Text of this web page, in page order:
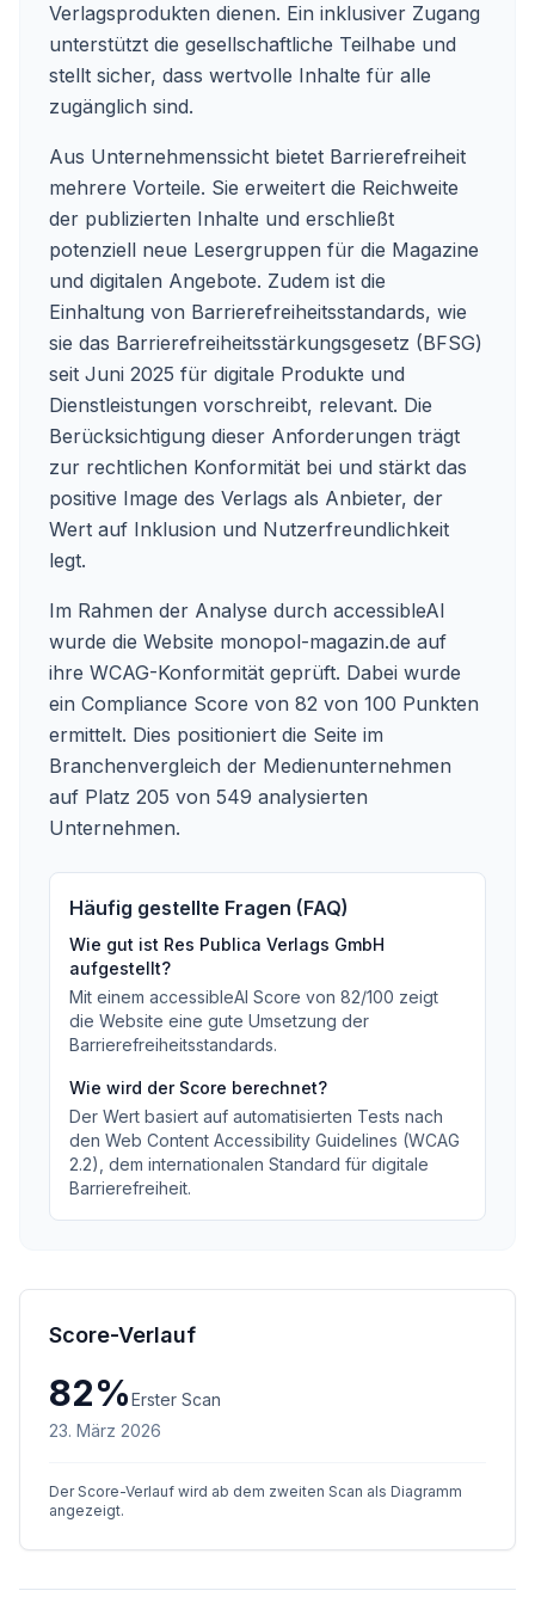
Verlagsprodukten dienen. Ein inklusiver Zugang
unterstützt die gesellschaftliche Teilhabe und
stellt sicher, dass wertvolle Inhalte für alle
zugänglich sind.
Aus Unternehmenssicht bietet Barrierefreiheit
mehrere Vorteile. Sie erweitert die Reichweite
der publizierten Inhalte und erschließt
potenziell neue Lesergruppen für die Magazine
und digitalen Angebote. Zudem ist die
Einhaltung von Barrierefreiheitsstandards, wie
sie das Barrierefreiheitsstärkungsgesetz (BFSG)
seit Juni 2025 für digitale Produkte und
Dienstleistungen vorschreibt, relevant. Die
Berücksichtigung dieser Anforderungen trägt
zur rechtlichen Konformität bei und stärkt das
positive Image des Verlags als Anbieter, der
Wert auf Inklusion und Nutzerfreundlichkeit
legt.
Im Rahmen der Analyse durch accessibleAI
wurde die Website monopol-magazin.de auf
ihre WCAG-Konformität geprüft. Dabei wurde
ein Compliance Score von 82 von 100 Punkten
ermittelt. Dies positioniert die Seite im
Branchenvergleich der Medienunternehmen
auf Platz 205 von 549 analysierten
Unternehmen.
Häufig gestellte Fragen (FAQ)
Wie gut ist Res Publica Verlags GmbH
aufgestellt?
Mit einem accessibleAI Score von 82/100 zeigt
die Website eine gute Umsetzung der
Barrierefreiheitsstandards.
Wie wird der Score berechnet?
Der Wert basiert auf automatisierten Tests nach
den Web Content Accessibility Guidelines (WCAG
2.2), dem internationalen Standard für digitale
Barrierefreiheit.
Score-Verlauf
82%Erster Scan
23. März 2026
Der Score-Verlauf wird ab dem zweiten Scan als Diagramm
angezeigt.